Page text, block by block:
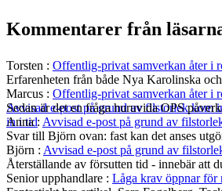
Avvisad e-post på grund av filstorlek kom
in i tid
Kommentarer från
Torsten : Offentlig-privat samverkan åter i
Erfarenheten från både Nya Karolinska
Marcus : Offentlig-privat samverkan åter i
Sedan är det en fråga huruvida OPS
Anna: Avvisad e-post på grund av
Svar till Björn ovan: fast kan det anses
Björn : Avvisad e-post på grund av
Återställande av försutten tid - innebär att
Senior upphandlare : Låga krav öppnar för